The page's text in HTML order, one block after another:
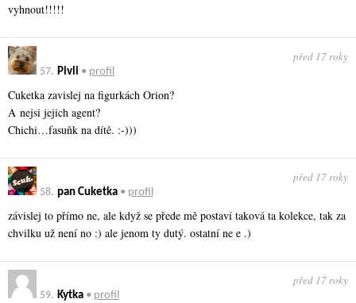
vyhnout!!!!!
57. Pivli • profil
před 17 roky
Cuketka zavislej na figurkách Orion?
A nejsi jejich agent?
Chichi…fasuňk na dítě. :-)))
58. pan Cuketka • profil
před 17 roky
závislej to přímo ne, ale když se přede mě postaví taková ta kolekce, tak za
chvilku už není no :) ale jenom ty dutý. ostatní ne e .)
59. Kytka • profil
před 17 roky